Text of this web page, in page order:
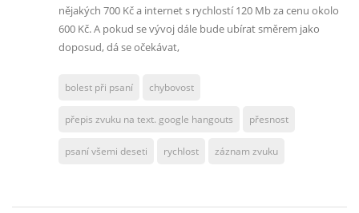
nějakých 700 Kč a internet s rychlostí 120 Mb za cenu okolo
600 Kč. A pokud se vývoj dále bude ubírat směrem jako
doposud, dá se očekávat,
bolest při psaní chybovost
přepis zvuku na text. google hangouts přesnost
psaní všemi deseti rychlost záznam zvuku